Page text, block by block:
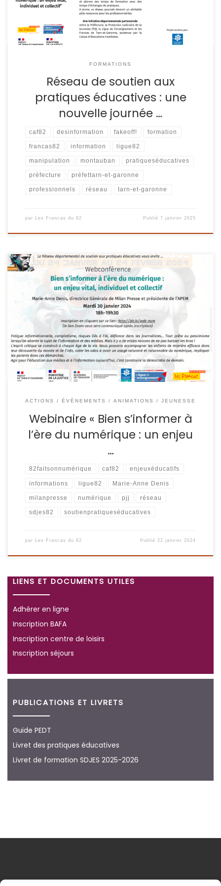
10 : « Bien s’informer à […]
FORMATIONS
Réseau de soutien aux
pratiques éducatives : une
nouvelle journée …
caf82 desinformation fakeoff! formation
francas82 information ligue82
manipulation montauban pratiqueséducatives
préfecture préfettarn-et-garonne
professionnels réseau tarn-et-garonne
par Les Francas du 82 Publié7 janvier 2025
[Webinaire] : Bien s’informer à l’ère du numérique : un
enjeu vital, individuel et collectif ! Le mardi 30 janvier 2024,
de 18h à 19h30 Avec Marie-Anne DENIS, directrice de Milan
presse et présidente de l’APEM Pour s’inscrire, cliquez ici :
http://bit.ly/web-num L’équipe de coordination du réseau
départemental de soutien […]
ACTIONS / ÉVÈNEMENTS ANIMATIONS / JEUNESSE
Webinaire « Bien s’informer à
l’ère du numérique : un enjeu
…
82faitsonnumérique caf82 enjeuxéducatifs
informations ligue82 Marie-Anne Denis
milanpresse numérique pjj réseau
sdjes82 soutienpratiqueséducatives
par Les Francas du 82 Publié22 janvier 2024
LIENS ET DOCUMENTS UTILES
Adhérer en ligne
Inscription BAFA
Inscription centre de loisirs
Inscription séjours
PUBLICATIONS ET LIVRETS
Guide PEDT
Livret des pratiques éducatives
Livret de formation SDJES 2025-2026